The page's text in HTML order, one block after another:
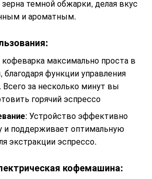
темной обжарки, делая вкус
и ароматным.
кофеварка максимально проста в
благодаря функции управления
Всего за несколько минут вы
горячий эспрессо
: Устройство эффективно
и поддерживает оптимальную
экстракции эспрессо.
кофемашина: